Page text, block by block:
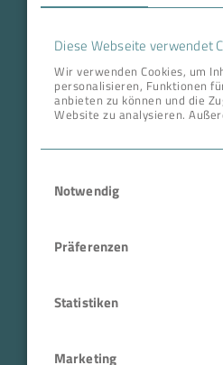
Diese Webseite verwendet
Wir verwenden Cookies, um
personalisieren, Funktionen
anbieten zu können und die
Website zu analysieren.
zusammen, die Sie ihnen
die sie im Rahmen Ihrer
Notwendig
Präferenzen
Statistiken
Marketing
Karriere
ANSCHRIFT
Tullastr. 64 | 76131 Karlsruhe
Telefon +49 721 96456-0
Geschäftsführer:
USt-IdNr.: DE 143592250